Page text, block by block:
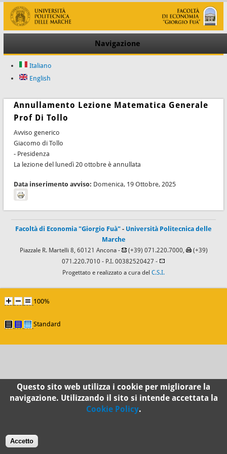
Navigazione
Italiano
English
Annullamento Lezione Matematica Generale
Prof Di Tollo
Avviso generico
Giacomo di Tollo
- Presidenza
La lezione del lunedì 20 ottobre è annullata
Data inserimento avviso: Domenica, 19 Ottobre, 2025
Facoltà di Economia "Giorgio Fuà" - Università Politecnica delle
Marche
Piazzale R. Martelli 8, 60121 Ancona - (+39) 071.220.7000,
(+39)
071.220.7010 - P.I. 00382520427 -
Progettato e realizzato a cura del C.S.I.
100%
Standard
Questo sito web utilizza i cookie per migliorare la
navigazione. Utilizzando il sito si intende accettata la
Cookie Policy.
Accetto